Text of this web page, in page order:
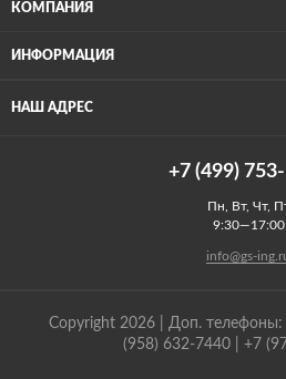
КОМПАНИЯ
ИНФОРМАЦИЯ
НАШ АДРЕС
+7 (499)
Пн, Вт, Чт,
9:30—17:00
info@gs-
Copyright 2026 | Доп.
(958) 632-7440 | +7